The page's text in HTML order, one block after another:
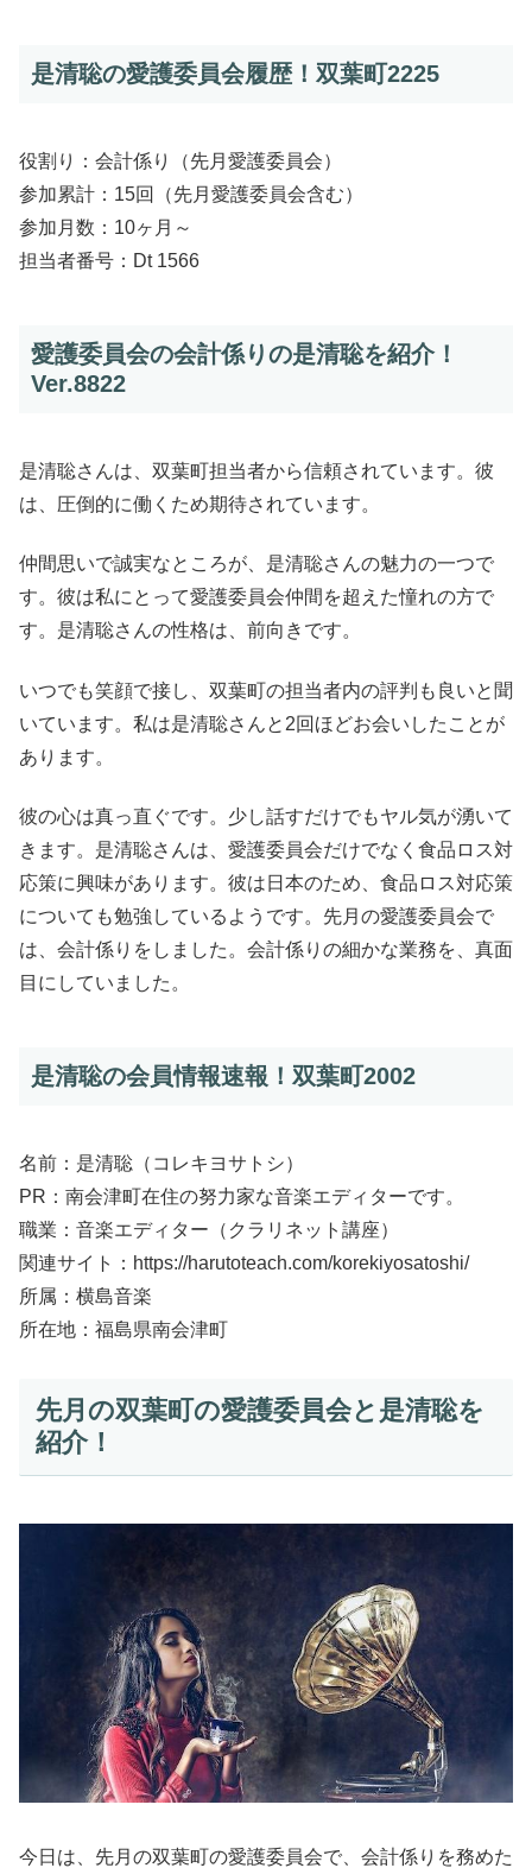
是清聡の愛護委員会履歴！双葉町2225
役割り：会計係り（先月愛護委員会）
参加累計：15回（先月愛護委員会含む）
参加月数：10ヶ月～
担当者番号：Dt 1566
愛護委員会の会計係りの是清聡を紹介！
Ver.8822
是清聡さんは、双葉町担当者から信頼されています。彼
は、圧倒的に働くため期待されています。
仲間思いで誠実なところが、是清聡さんの魅力の一つで
す。彼は私にとって愛護委員会仲間を超えた憧れの方で
す。是清聡さんの性格は、前向きです。
いつでも笑顔で接し、双葉町の担当者内の評判も良いと聞
いています。私は是清聡さんと2回ほどお会いしたことが
あります。
彼の心は真っ直ぐです。少し話すだけでもヤル気が湧いて
きます。是清聡さんは、愛護委員会だけでなく食品ロス対
応策に興味があります。彼は日本のため、食品ロス対応策
についても勉強しているようです。先月の愛護委員会で
は、会計係りをしました。会計係りの細かな業務を、真面
目にしていました。
是清聡の会員情報速報！双葉町2002
名前：是清聡（コレキヨサトシ）
PR：南会津町在住の努力家な音楽エディターです。
職業：音楽エディター（クラリネット講座）
関連サイト：https://harutoteach.com/korekiyosatoshi/
所属：横島音楽
所在地：福島県南会津町
先月の双葉町の愛護委員会と是清聡を
紹介！
今日は、先月の双葉町の愛護委員会で、会計係りを務めた